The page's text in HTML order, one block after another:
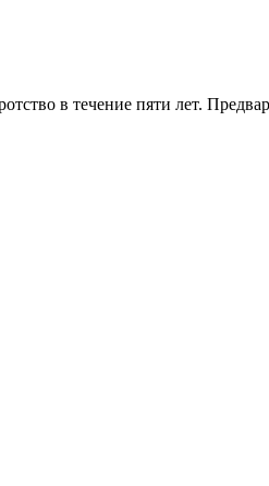
в течение пяти лет.